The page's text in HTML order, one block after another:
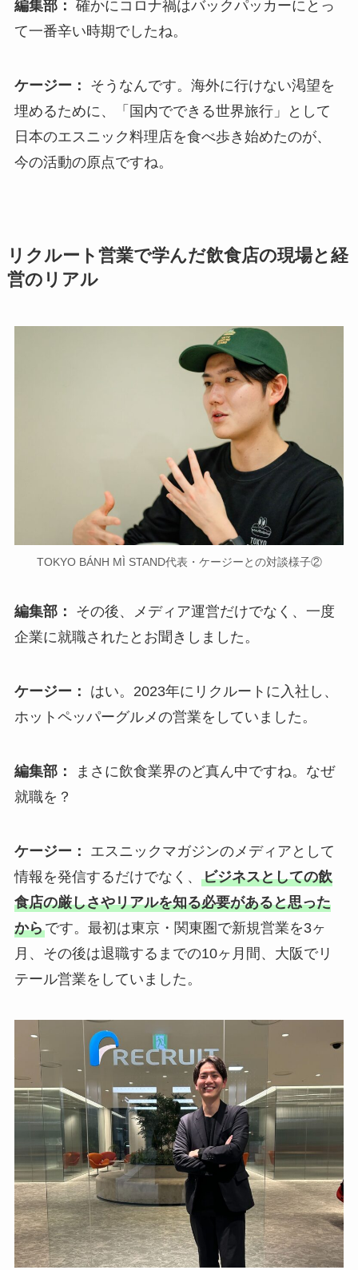
編集部： 確かにコロナ禍はバックパッカーにとっ
て一番辛い時期でしたね。
ケージー：
そうなんです。海外に行けない渇望を
埋めるために、「国内でできる世界旅行」として
日本のエスニック料理店を食べ歩き始めたのが、
今の活動の原点ですね。
リクルート営業で学んだ飲食店の現場と経
営のリアル
TOKYO BÁNH MÌ STAND代表・ケージーとの対談様子②
編集部：
その後、メディア運営だけでなく、一度
企業に就職されたとお聞きしました。
ケージー：
はい。2023年にリクルートに入社し、
ホットペッパーグルメの営業をしていました。
編集部：
まさに飲食業界のど真ん中ですね。なぜ
就職を？
ケージー：
エスニックマガジンのメディアとして
情報を発信するだけでなく、 ビジネスとしての飲
食店の厳しさやリアルを知る必要があると思った
からです。最初は東京・関東圏で新規営業を3ヶ
月、その後は退職するまでの10ヶ月間、大阪でリ
テール営業をしていました。